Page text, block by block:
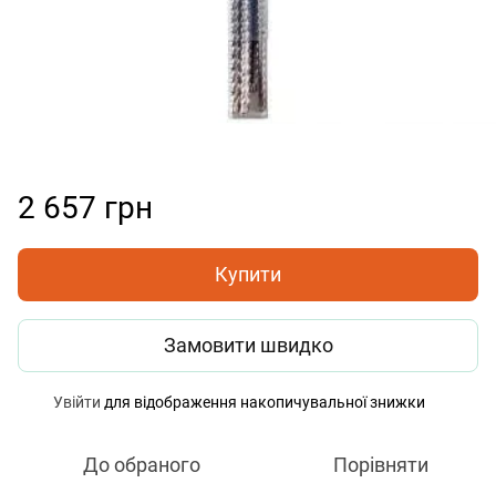
2 657 грн
Купити
Замовити швидко
Увійти для відображення накопичувальної знижки
До обраного Порівняти